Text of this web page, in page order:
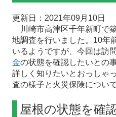
更新日：2021年09月10日
川崎市高津区千年新町で
地調査を行いました。10年
いるようですが、今回は訪
金の状態を確認したいとの
詳しく知りたいとおっしゃ
査の様子と火災保険につい
屋根の状態を確